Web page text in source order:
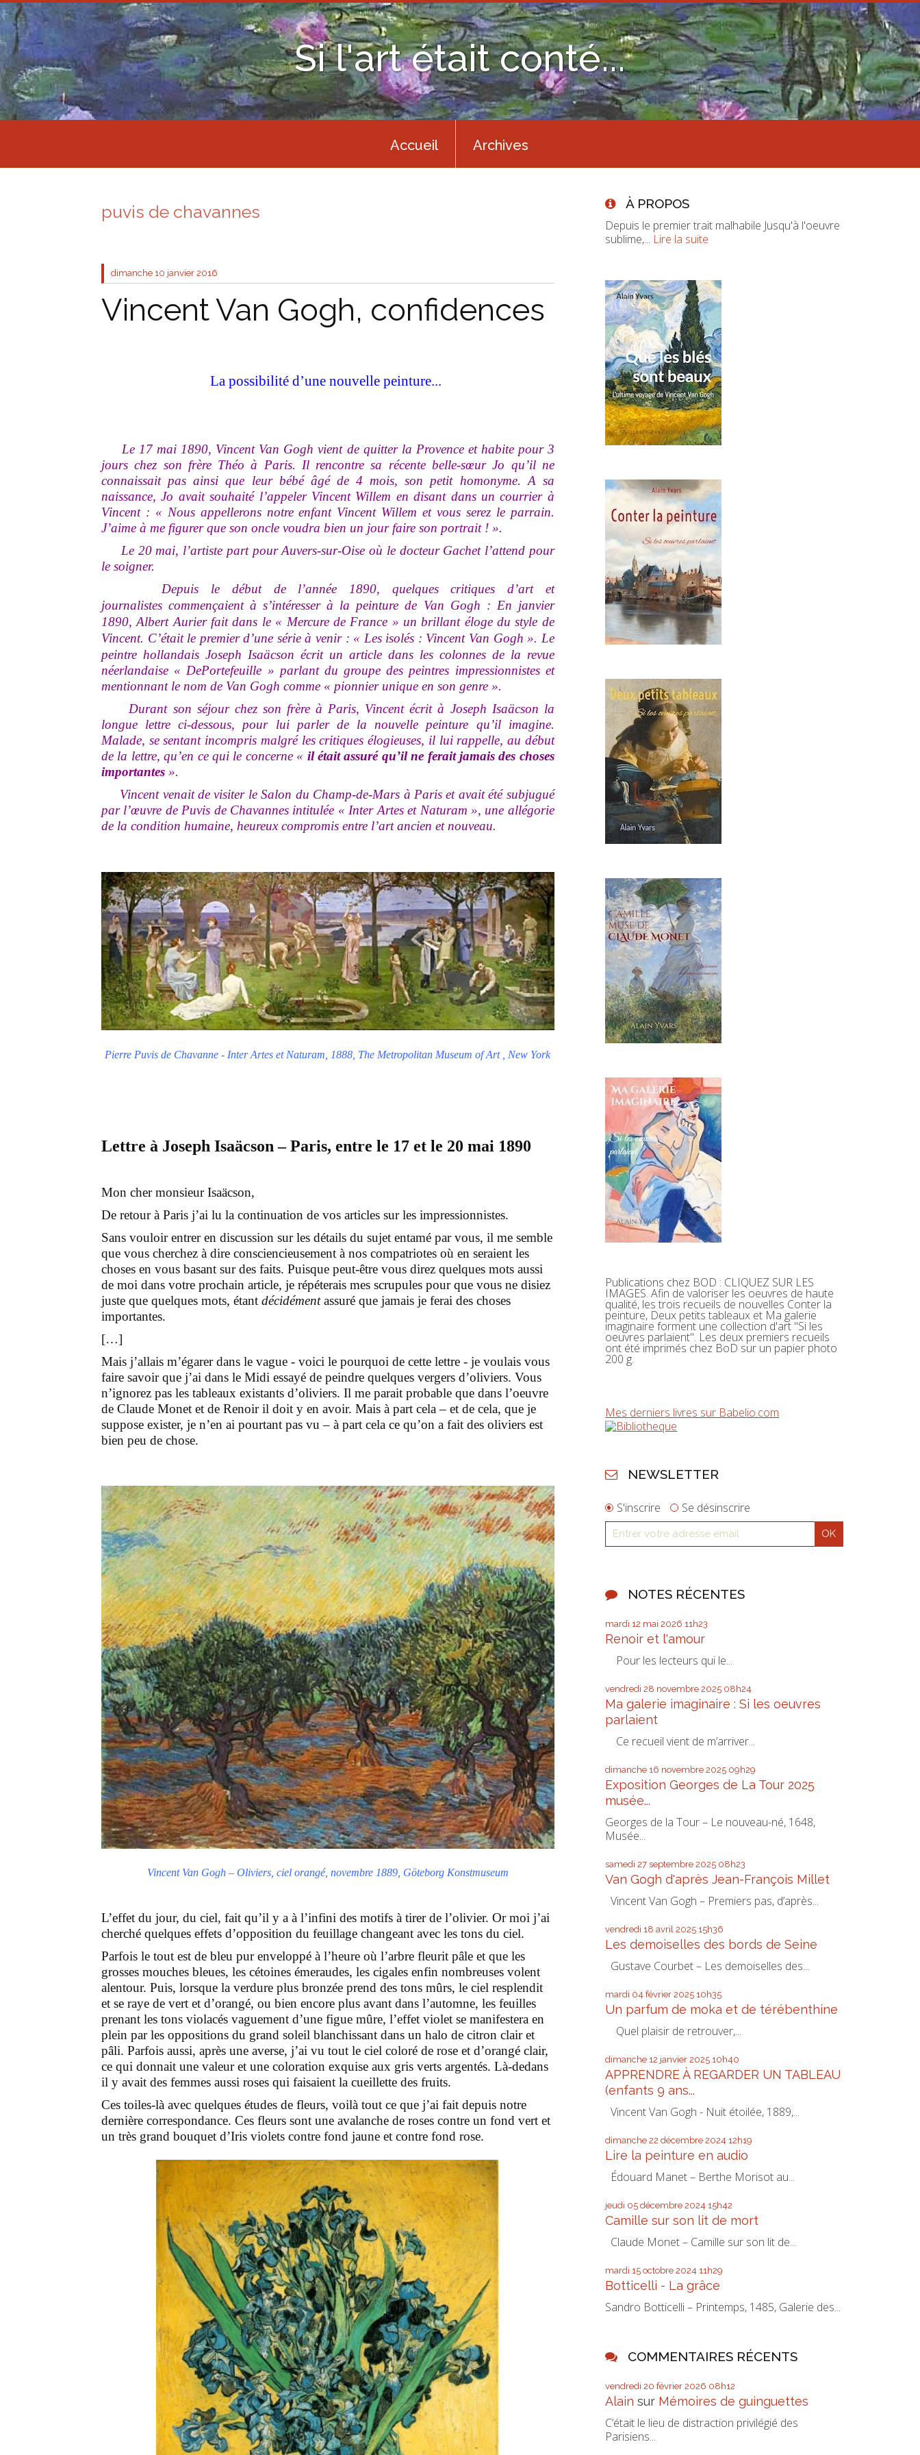
Si l'art était conté...
Accueil Archives
puvis de chavannes
dimanche 10 janvier 2016
Vincent Van Gogh, confidences
La possibilité d’une nouvelle peinture...
Le 17 mai 1890, Vincent Van Gogh vient de quitter la Provence et habite pour 3
jours chez son frère Théo à Paris. Il rencontre sa récente belle-sœur Jo qu’il ne
connaissait pas ainsi que leur bébé âgé de 4 mois, son petit homonyme. A sa
naissance, Jo avait souhaité l’appeler Vincent Willem en disant dans un courrier à
Vincent : « Nous appellerons notre enfant Vincent Willem et vous serez le parrain.
J’aime à me figurer que son oncle voudra bien un jour faire son portrait ! ».
Le 20 mai, l’artiste part pour Auvers-sur-Oise où le docteur Gachet l’attend pour
le soigner.
Depuis le début de l’année 1890, quelques critiques d’art et
journalistescommençaientà s’intéresser à la peinture de Van Gogh : En janvier
1890, Albert Aurier fait dans le « Mercure de France » un brillant éloge du style de
Vincent. C’était le premier d’une série à venir : « Les isolés : Vincent Van Gogh ». Le
peintre hollandais Joseph Isaäcson écrit un article dans les colonnes de la revue
néerlandaise « DePortefeuille » parlant du groupe des peintres impressionnistes et
mentionnant le nom de Van Gogh comme « pionnier unique en son genre ».
Durant son séjour chez son frère à Paris, Vincent écrit à Joseph Isaäcson la
longue lettre ci-dessous, pour lui parler de la nouvelle peinture qu’il imagine.
Malade, se sentant incompris malgré les critiques élogieuses, il lui rappelle, au début
de la lettre, qu’en ce qui le concerne « il était assuré qu’il ne ferait jamais des choses
importantes ».
Vincent venait de visiter le Salon du Champ-de-Mars à Paris et avait été subjugué
par l’œuvre de Puvis de Chavannes intitulée « Inter Artes et Naturam », une allégorie
de la condition humaine, heureux compromis entre l’art ancien et nouveau.
Pierre Puvis de Chavanne - Inter Artes et Naturam, 1888, The Metropolitan Museum of Art , New York
Lettre à Joseph Isaäcson – Paris, entre le 17 et le 20 mai 1890
Mon cher monsieur Isaäcson,
De retour à Paris j’ai lu la continuation de vos articles sur les impressionnistes.
Sans vouloir entrer en discussion sur les détails du sujet entamé par vous, il me semble
que vous cherchez à dire consciencieusement à nos compatriotes où en seraient les
choses en vous basant sur des faits. Puisque peut-être vous direz quelques mots aussi
de moi dans votre prochain article, je répéterais mes scrupules pour que vous ne disiez
juste que quelques mots, étant décidémentassuré que jamais je ferai des choses
importantes.
[…]
Mais j’allais m’égarer dans le vague - voici le pourquoi de cette lettre - je voulais vous
faire savoir que j’ai dans le Midi essayé de peindre quelques vergers d’oliviers. Vous
n’ignorez pas les tableaux existants d’oliviers. Il me parait probable que dans l’oeuvre
de Claude Monet et de Renoir il doit y en avoir. Mais à part cela – et de cela, que je
suppose exister, je n’en ai pourtant pas vu – à part cela ce qu’on a fait des oliviers est
bien peu de chose.
Vincent Van Gogh – Oliviers, ciel orangé, novembre 1889, Göteborg Konstmuseum
L’effet du jour, du ciel, fait qu’il y a à l’infini des motifs à tirer de l’olivier. Or moi j’ai
cherché quelques effets d’opposition du feuillage changeant avec les tons du ciel.
Parfois le tout est de bleu pur enveloppé à l’heure où l’arbre fleurit pâle et que les
grosses mouches bleues, les cétoines émeraudes, les cigales enfin nombreuses volent
alentour. Puis, lorsque la verdure plus bronzée prend des tons mûrs, le ciel resplendit
et se raye de vert et d’orangé, ou bien encore plus avant dans l’automne, les feuilles
prenant les tons violacés vaguement d’une figue mûre, l’effet violet se manifestera en
plein par les oppositions du grand soleil blanchissant dans un halo de citron clair et
pâli. Parfois aussi, après une averse, j’ai vu tout le ciel coloré de rose et d’orangé clair,
ce qui donnait une valeur et une coloration exquise aux gris verts argentés. Là-dedans
il y avait des femmes aussi roses qui faisaient la cueillette des fruits.
Ces toiles-là avec quelques études de fleurs, voilà tout ce que j’ai fait depuis notre
dernière correspondance. Ces fleurs sont une avalanche de roses contre un fond vert et
un très grand bouquet d’Iris violets contre fond jaune et contre fond rose.
À PROPOS
Depuis le premier trait malhabile Jusqu'à l'oeuvre
sublime,... Lire la suite
Publications chez BOD : CLIQUEZ SUR LES
IMAGES. Afin de valoriser les oeuvres de haute
qualité, les trois recueils de nouvelles Conter la
peinture, Deux petits tableaux et Ma galerie
imaginaire forment une collection d'art "Si les
oeuvres parlaient". Les deux premiers recueils
ont été imprimés chez BoD sur un papier photo
200 g.
Mes derniers livres sur Babelio.com
NEWSLETTER
S'inscrire Se désinscrire
NOTES RÉCENTES
mardi 12 mai 2026 11h23
Renoir et l'amour
Pour les lecteurs qui le...
vendredi 28 novembre 2025 08h24
Ma galerie imaginaire : Si les oeuvres
parlaient
Ce recueil vient de m’arriver...
dimanche 16 novembre 2025 09h29
Exposition Georges de La Tour 2025
musée...
Georges de la Tour – Le nouveau-né, 1648,
Musée...
samedi 27 septembre 2025 08h23
Van Gogh d'après Jean-François Millet
Vincent Van Gogh – Premiers pas, d’après...
vendredi 18 avril 2025 15h36
Les demoiselles des bords de Seine
Gustave Courbet – Les demoiselles des...
mardi 04 février 2025 10h35
Un parfum de moka et de térébenthine
Quel plaisir de retrouver,...
dimanche 12 janvier 2025 10h40
APPRENDRE À REGARDER UN TABLEAU
(enfants 9 ans...
Vincent Van Gogh - Nuit étoilée, 1889,...
dimanche 22 décembre 2024 12h19
Lire la peinture en audio
Édouard Manet – Berthe Morisot au...
jeudi 05 décembre 2024 15h42
Camille sur son lit de mort
Claude Monet – Camille sur son lit de...
mardi 15 octobre 2024 11h29
Botticelli - La grâce
Sandro Botticelli – Printemps, 1485, Galerie des...
COMMENTAIRES RÉCENTS
vendredi 20 février 2026 08h12
Alain sur Mémoires de guinguettes
C’était le lieu de distraction privilégié des
Parisiens...